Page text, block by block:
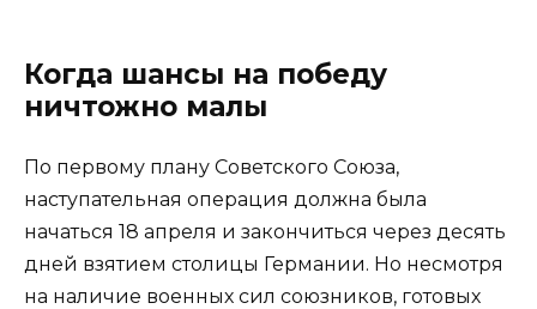
Когда шансы на победу
ничтожно малы
По первому плану Советского Союза,
наступательная операция должна была
начаться 18 апреля и закончиться через десять
дней взятием столицы Германии. Но несмотря
на наличие военных сил союзников, готовых